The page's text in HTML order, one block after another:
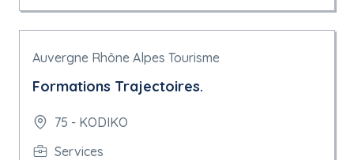
Auvergne Rhône Alpes Tourisme
Formations Trajectoires.
75 - KODIKO
Services